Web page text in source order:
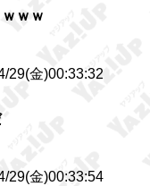
ｗｗ
29(金)00:33:32
29(金)00:33:54